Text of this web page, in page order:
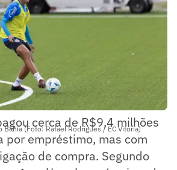
(Foto: Rafael Rodrigues / EC Vitória)
cerca de R$9,4 milhões
por empréstimo, mas com
de compra. Segundo